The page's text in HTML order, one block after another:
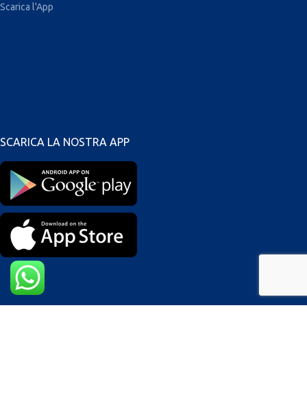
Scarica l'App
SCARICA LA NOSTRA APP